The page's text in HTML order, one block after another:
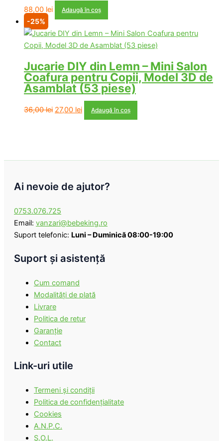
88,00 lei Adaugă în coș
-25%
Jucarie DIY din Lemn – Mini Salon
Coafura pentru Copii, Model 3D de
Asamblat (53 piese)
36,00lei Prețul
27,00 leiPrețul
curent
Adaugă în coș
Ai nevoie de ajutor?
0753.076.725
Email: vanzari@bebeking.ro
Suport telefonic: Luni – Duminică 08:00-19:00
Suport şi asistenţă
Cum comand
Modalităţi de plată
Livrare
Politica de retur
Garanţie
Contact
Link-uri utile
Termeni şi condiţii
Politica de confidenţialitate
Cookies
A.N.P.C.
S.O.L.